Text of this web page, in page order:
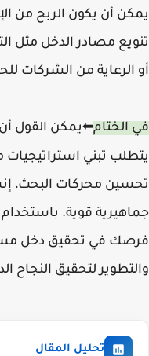
يمكن أن يكون الربح من
تنويع مصادر الدخل مثل
أو الرعاية من الشركات
في الختام⬅يمكن القول أن
يتطلب تبني
تحسين محركات البحث،
جماهيرية قوية. باستخدام
فرصك في تحقيق دخل
والتطوير لتحقيق النجاح
تحليل المقال